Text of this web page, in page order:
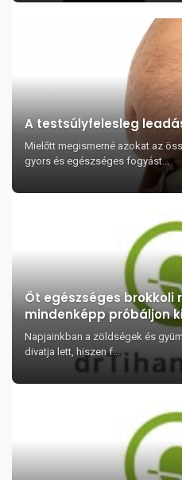
A testsúlyfelesleg
Mielőtt megismerné azokat az
gyors és egészséges fogyást...
Öt egészséges brokkoli
mindenképp próbáljon
Napjainkban a zöldségek és
divatja lett, hiszen f...